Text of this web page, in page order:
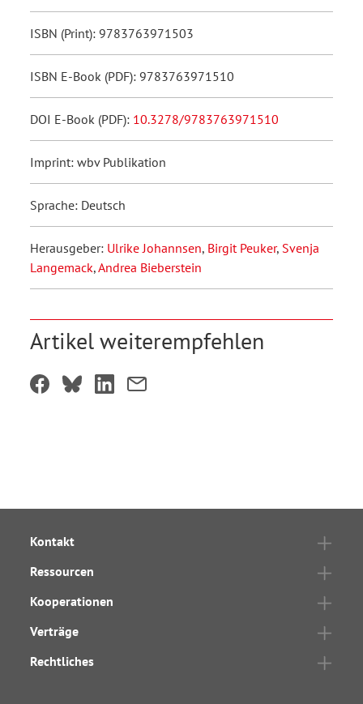
ISBN (Print): 9783763971503
ISBN E-Book (PDF): 9783763971510
DOI E-Book (PDF): 10.3278/9783763971510
Imprint: wbv Publikation
Sprache: Deutsch
Herausgeber: Ulrike Johannsen, Birgit Peuker, Svenja
Langemack,Andrea Bieberstein
Artikel weiterempfehlen
Kontakt
Ressourcen
Kooperationen
Verträge
Rechtliches